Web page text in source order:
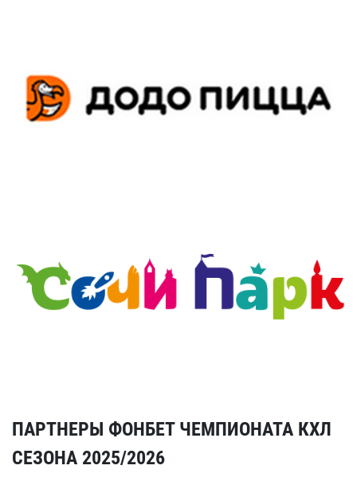
ПАРТНЕРЫ ФОНБЕТ ЧЕМПИОНАТА КХЛ
СЕЗОНА 2025/2026